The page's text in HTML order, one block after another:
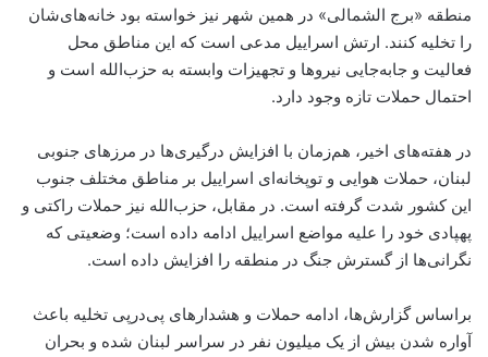
منطقه «برج الشمالی» در همین شهر نیز خواسته بود خانه‌های‌شان
را تخلیه کنند. ارتش اسراییل مدعی است که این مناطق محل
فعالیت و جابه‌جایی نیروها و تجهیزات وابسته به حزب‌الله است و
احتمال حملات تازه وجود دارد.
در هفته‌های اخیر، هم‌زمان با افزایش درگیری‌ها در مرزهای جنوبی
لبنان، حملات هوایی و توپخانه‌ای اسراییل بر مناطق مختلف جنوب
این کشور شدت گرفته است. در مقابل، حزب‌الله نیز حملات راکتی و
پهپادی خود را علیه مواضع اسراییل ادامه داده است؛ وضعیتی که
نگرانی‌ها از گسترش جنگ در منطقه را افزایش داده است.
براساس گزارش‌ها، ادامه حملات و هشدارهای پی‌درپی تخلیه باعث
آواره شدن بیش از یک میلیون نفر در سراسر لبنان شده و بحران